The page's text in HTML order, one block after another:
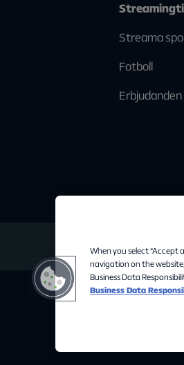
Streama
Fotboll
Erbjudanden
When you select “Accept
navigation on the
Business Data
Business Data